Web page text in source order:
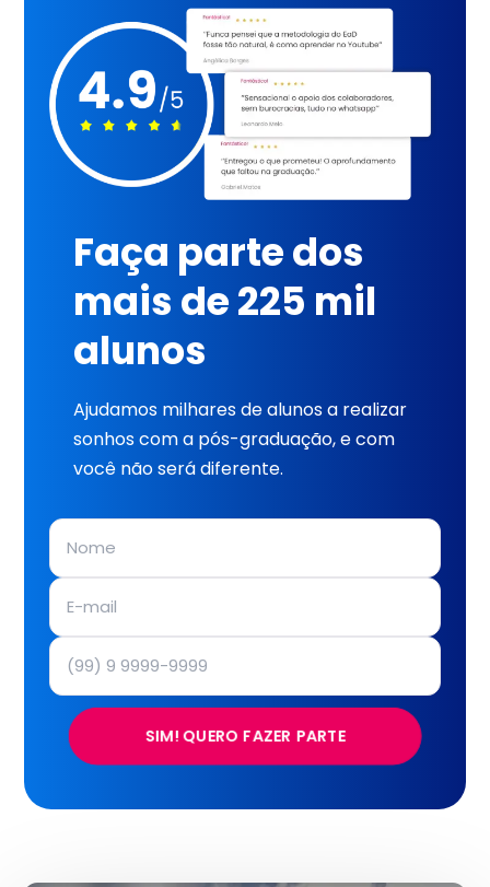
Faça parte dos
mais de 225 mil
alunos
Ajudamos milhares de alunos a realizar
sonhos com a pós-graduação, e com
você não será diferente.
SIM! QUERO FAZER PARTE